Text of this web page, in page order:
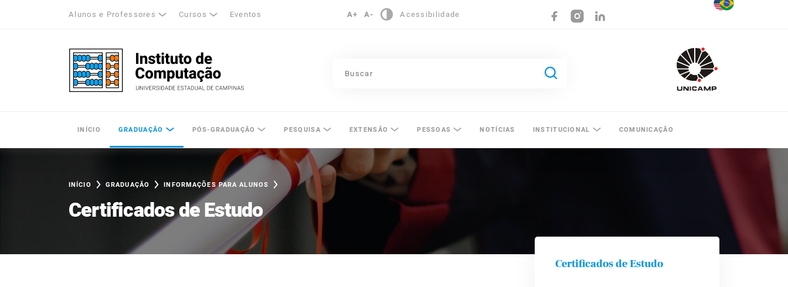
Alunos e Professores Cursos Eventos A+ A- Acessibilidade
Unicamp - Universidade Estadual de Campinas
INÍCIO GRADUAÇÃO PÓS-GRADUAÇÃO PESQUISA EXTENSÃO PESSOAS NOTÍCIAS INSTITUCIONAL COMUNICAÇÃO
INÍCIO GRADUAÇÃO INFORMAÇÕES PARA ALUNOS
Certificados de Estudo
Certificados de Estudo